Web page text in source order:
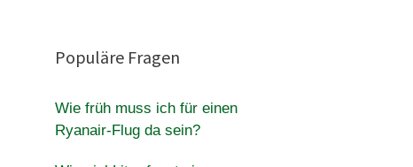
Populäre Fragen
Wie früh muss ich für einen
Ryanair-Flug da sein?